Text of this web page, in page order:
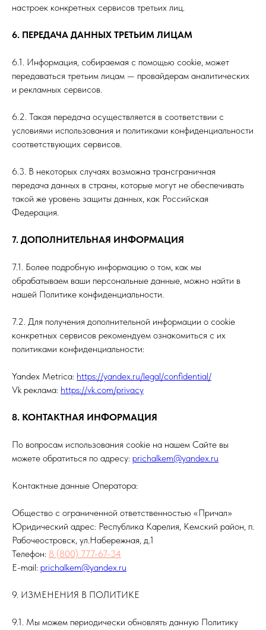
настроек конкретных сервисов третьих лиц.
6. ПЕРЕДАЧА ДАННЫХ ТРЕТЬИМ ЛИЦАМ
6.1. Информация, собираемая с помощью cookie, может
передаваться третьим лицам — провайдерам аналитических
и рекламных сервисов.
6.2. Такая передача осуществляется в соответствии с
условиями использования и политиками конфиденциальности
соответствующих сервисов.
6.3. В некоторых случаях возможна трансграничная
передача данных в страны, которые могут не обеспечивать
такой же уровень защиты данных, как Российская
Федерация.
7. ДОПОЛНИТЕЛЬНАЯ ИНФОРМАЦИЯ
7.1. Более подробную информацию о том, как мы
обрабатываем ваши персональные данные, можно найти в
нашей Политике конфиденциальности.
7.2. Для получения дополнительной информации о cookie
конкретных сервисов рекомендуем ознакомиться с их
политиками конфиденциальности:
Yandex Metrica: https://yandex.ru/legal/confidential/
Vk реклама: https://vk.com/privacy
8. КОНТАКТНАЯ ИНФОРМАЦИЯ
По вопросам использования cookie на нашем Сайте вы
можете обратиться по адресу: prichalkem@yandex.ru
Контактные данные Оператора:
Общество с ограниченной ответственностью «Причал»
Юридический адрес: Республика Карелия, Кемский район, п.
Рабочеостровск, ул.Набережная, д.1
Телефон: 8 (800) 777-67-34
E-mail: prichalkem@yandex.ru
9. ИЗМЕНЕНИЯ В ПОЛИТИКЕ
9.1. Мы можем периодически обновлять данную Политику